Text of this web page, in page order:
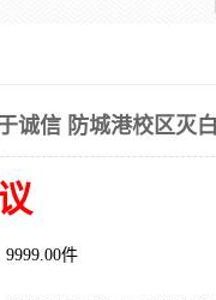
诚信 防城港校区灭
9999.00件